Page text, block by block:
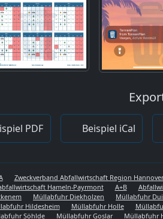
PDF Beispiel iCal
Zweckverband Abfallwirtschaft Region Hannover
Hameln-Payrmont A+B
Müllabfuhr Diekholzen Müllabfuhr
Hildesheim Müllabfuhr Holle
Söhlde Müllabfuhr Goslar Müllabfuhr